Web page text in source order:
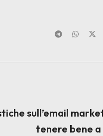
sull’email
tenere bene